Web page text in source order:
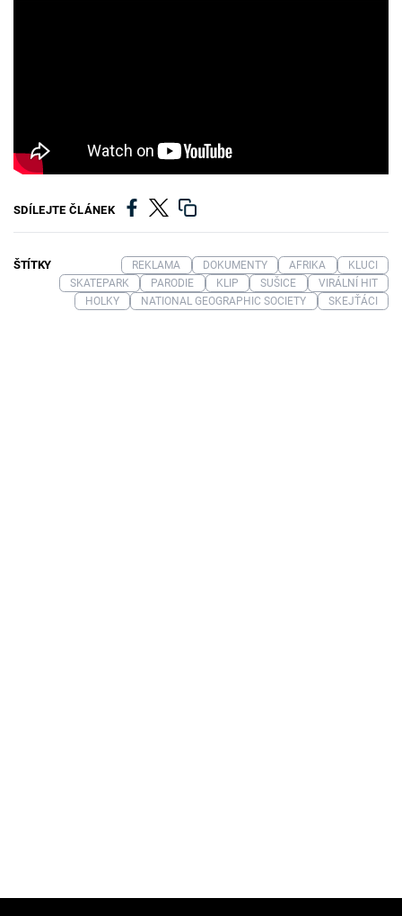
SDÍLEJTE ČLÁNEK
ŠTÍTKY REKLAMA DOKUMENTY AFRIKA
KLUCI
SKATEPARK
PARODIE KLIP SUŠICE
VIRÁLNÍ HIT
HOLKY
NATIONAL GEOGRAPHIC SOCIETY SKEJŤÁCI